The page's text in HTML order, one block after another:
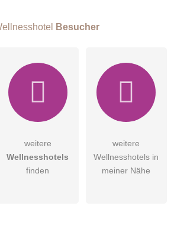
nicht veröffentlicht)
ich dieAGB
habe ich zur Kenntnis genommen.
Besucher
weitere
Wellnesshotels
finden
weitere
Wellnesshotels in
meiner Nähe